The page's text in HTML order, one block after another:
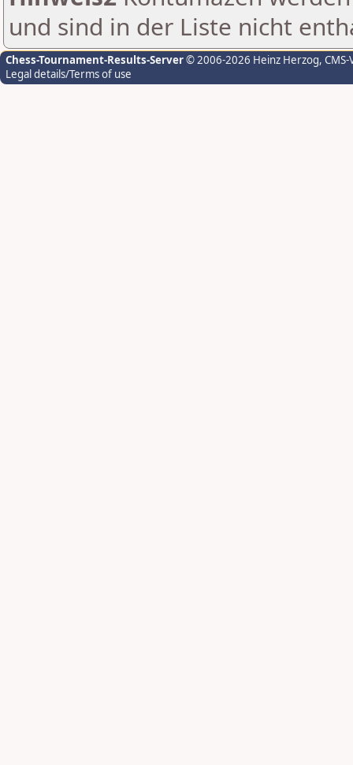
und sind in der Liste nicht
Chess-Tournament-Results-Server© 2006-2026 Heinz Herzog,
Legal details/Terms of use